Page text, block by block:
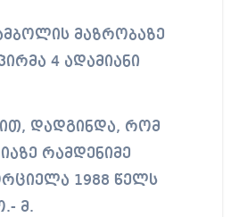
4 ადამიანი
დადგინდა, რომ
რამდენიმე
1988 წელს
მ.